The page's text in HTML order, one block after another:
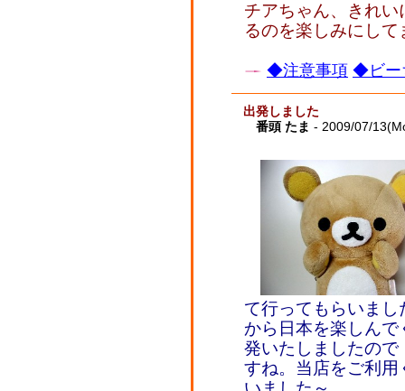
チアちゃん、きれ
るのを楽しみにし
◆注意事項 ◆ビー
出発しました
番頭 たま - 2009/07/
て行ってもらいま
から日本を楽しん
発いたしましたの
すね。当店をご利